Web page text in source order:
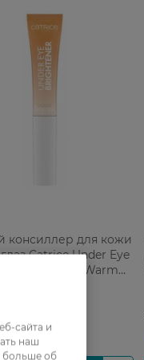
консиллер для кожи
Catrice Under Eye
Liquid 020 Warm
сайта и
наш
больше об